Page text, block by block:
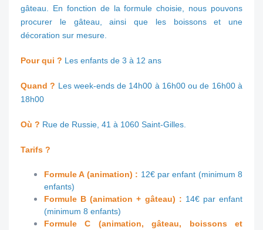
gâteau. En fonction de la formule choisie, nous pouvons
procurer le gâteau, ainsi que les boissons et une
décoration sur mesure.
Pour qui ? Les enfants de 3 à 12 ans
Quand ? Les week-ends de 14h00 à 16h00 ou de 16h00 à
18h00
Où ? Rue de Russie, 41 à 1060 Saint-Gilles.
Tarifs ?
Formule A (animation) : 12€ par enfant (minimum 8
enfants)
Formule B (animation + gâteau) : 14€ par enfant
(minimum 8 enfants)
Formule C (animation, gâteau, boissons et